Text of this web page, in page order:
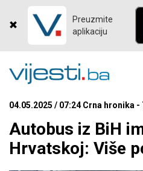
Preuzmite
aplikaciju
04.05.2025 / 07:24 Crna hronika
Autobus iz BiH
Hrvatskoj: Više